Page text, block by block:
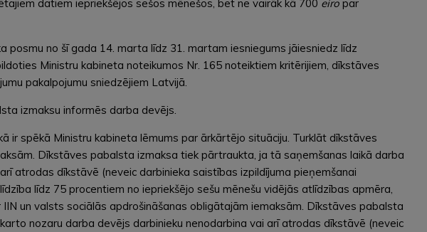
datiem iepriekšējos sešos mēnešos, bet ne vairāk kā 700 eiro par
no šī gada 14. marta līdz 31. martam iesniegums jāiesniedz līdz
Ministru kabineta noteikumos Nr. 165 noteiktiem kritērijiem, dīkstāves
pakalpojumu sniedzējiem Latvijā.
izmaksu informēs darba devējs.
spēkā Ministru kabineta lēmums par ārkārtējo situāciju. Turklāt dīkstāves
Dīkstāves pabalsta izmaksa tiek pārtraukta, ja tā saņemšanas laikā darba
atrodas dīkstāvē (neveic darbinieka saistības izpildījuma pieņemšanai
līdz 75 procentiem no iepriekšējo sešu mēnešu vidējās atlīdzības apmēra,
un valsts sociālās apdrošināšanas obligātajām iemaksām. Dīkstāves pabalsta
nozaru darba devējs darbinieku nenodarbina vai arī atrodas dīkstāvē (neveic